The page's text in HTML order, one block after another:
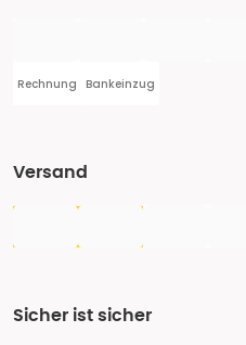
Rechnung Bankeinzug
Versand
Sicher ist sicher